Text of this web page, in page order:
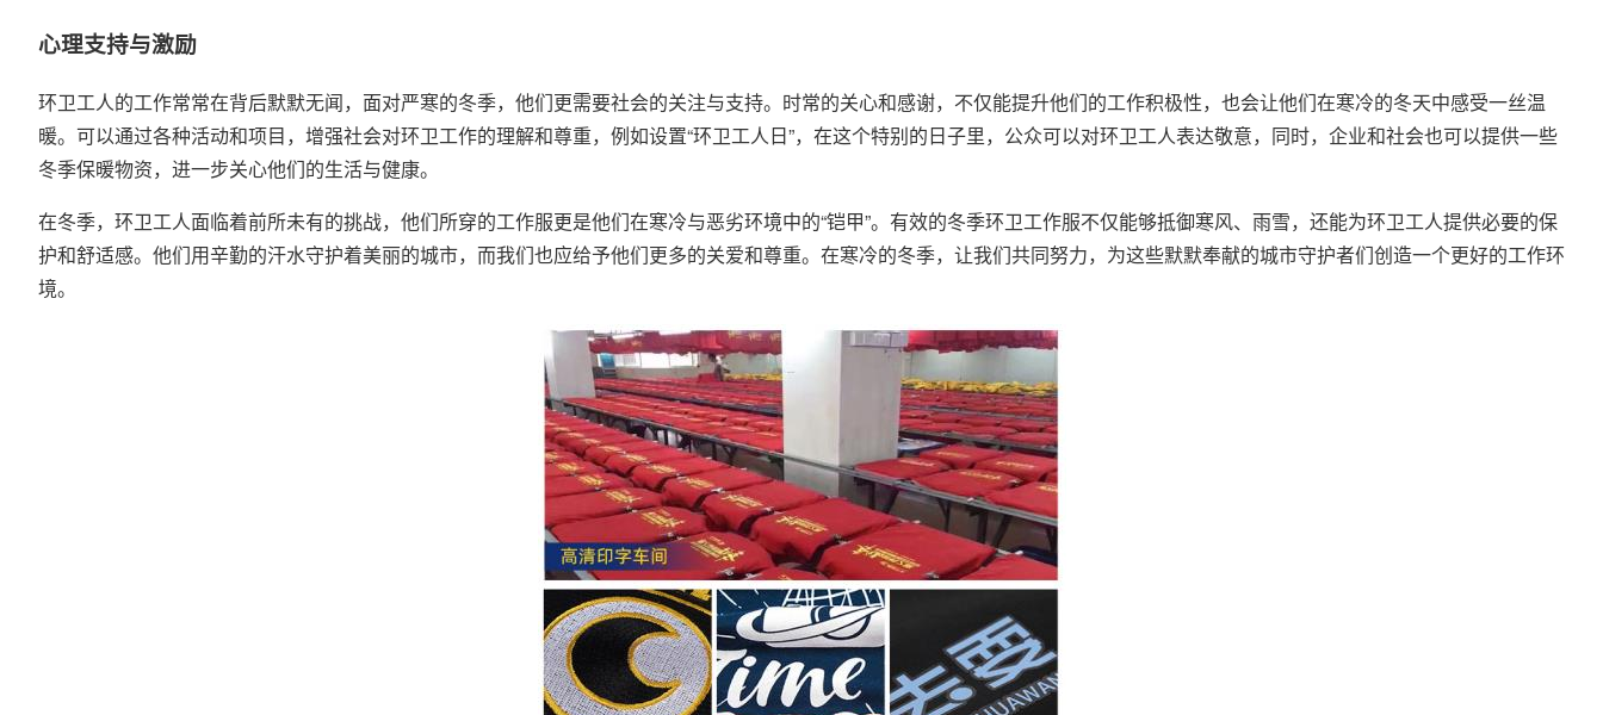
心理支持与激励
环卫工人的工作常常在背后默默无闻，面对严寒的冬季，他们更需要社会的关注与支持。时常的关心和感谢，不仅能提升他们的工作积极性，也会让他们在寒冷的冬天中感受一丝温
暖。可以通过各种活动和项目，增强社会对环卫工作的理解和尊重，例如设置“环卫工人日”，在这个特别的日子里，公众可以对环卫工人表达敬意，同时，企业和社会也可以提供一些
冬季保暖物资，进一步关心他们的生活与健康。
在冬季，环卫工人面临着前所未有的挑战，他们所穿的工作服更是他们在寒冷与恶劣环境中的“铠甲”。有效的冬季环卫工作服不仅能够抵御寒风、雨雪，还能为环卫工人提供必要的保
护和舒适感。他们用辛勤的汗水守护着美丽的城市，而我们也应给予他们更多的关爱和尊重。在寒冷的冬季，让我们共同努力，为这些默默奉献的城市守护者们创造一个更好的工作环
境。